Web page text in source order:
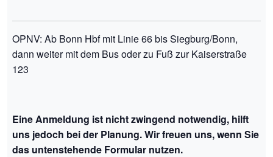
OPNV: Ab Bonn Hbf mit Linie 66 bis Siegburg/Bonn,
dann weiter mit dem Bus oder zu Fuß zur Kaiserstraße
123
Eine Anmeldung ist nicht zwingend notwendig, hilft
uns jedoch bei der Planung. Wir freuen uns, wenn Sie
das untenstehende Formular nutzen.